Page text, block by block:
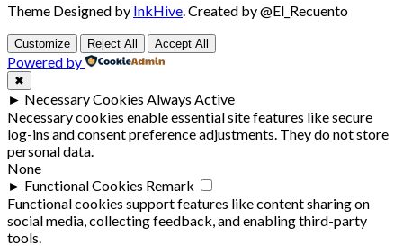
Theme Designed by InkHive.Created by @El_Recuento
Customize Reject All Accept All
Powered by
✖
► Necessary Cookies Always Active
Necessary cookies enable essential site features like secure
log-ins and consent preference adjustments. They do not store
personal data.
None
► Functional Cookies Remark
Functional cookies support features like content sharing on
social media, collecting feedback, and enabling third-party
tools.